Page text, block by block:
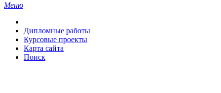
Меню
Дипломные работы
Курсовые проекты
Карта сайта
Поиск